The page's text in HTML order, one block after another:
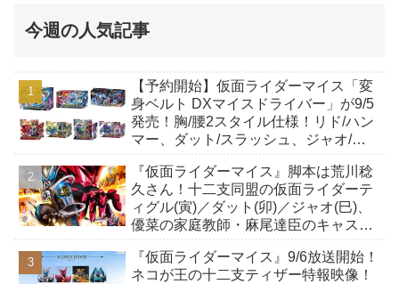
今週の人気記事
【予約開始】仮面ライダーマイス「変
身ベルト DXマイスドライバー」が9/5
発売！胸/腰2スタイル仕様！リド/ハン
マー、ダット/スラッシュ、ジャオ/バ
も！
『仮面ライダーマイス』脚本は荒川稔
久さん！十二支同盟の仮面ライダーテ
ィグル(寅)／ダット(卯)／ジャオ(巳)、
優菜の家庭教師・麻尾達臣のキャスト
んも変身！
『仮面ライダーマイス』9/6放送開始！
ネコが王の十二支ティザー特報映像！